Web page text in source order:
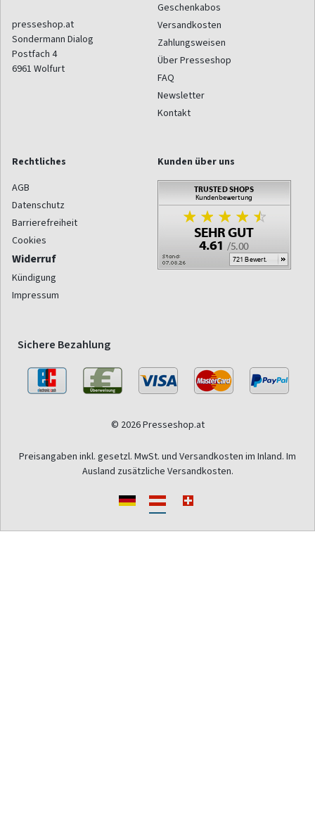
presseshop.at
Sondermann Dialog
Postfach 4
6961 Wolfurt
Geschenkabos
Versandkosten
Zahlungsweisen
Über Presseshop
FAQ
Newsletter
Kontakt
Rechtliches
AGB
Datenschutz
Barrierefreiheit
Cookies
Widerruf
Kündigung
Impressum
Kunden über uns
Sichere Bezahlung
© 2026 Presseshop.at
Preisangaben inkl. gesetzl. MwSt. und Versandkosten im Inland. Im
Ausland zusätzliche Versandkosten.